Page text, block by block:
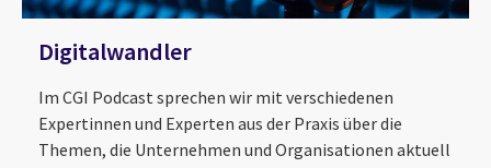
Digitalwandler
Im CGI Podcast sprechen wir mit verschiedenen
Expertinnen und Experten aus der Praxis über die
Themen, die Unternehmen und Organisationen aktuell